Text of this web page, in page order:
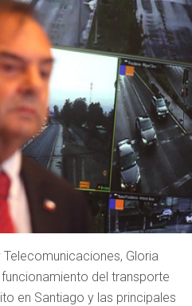
Gloria
del transporte
en Santiago y las principales